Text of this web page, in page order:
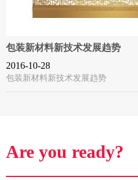
包装新材料新技术发展趋势
2016-10-28
包装新材料新技术发展趋势
Are you ready?